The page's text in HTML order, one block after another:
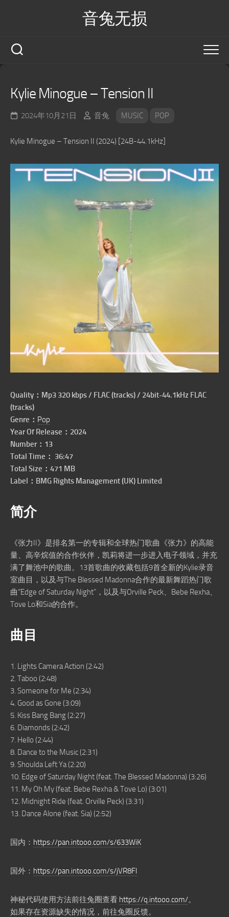
音兔无损
Kylie Minogue – Tension II
2024年10月21日 音兔 MUSIC POP
Kylie Minogue – Tension II (2024) [24B-44.1kHz]
Quality：Mp3 320 kbps / FLAC (tracks) / 24bit-44.1kHz FLAC
(tracks)
Genre： Pop
Year Of Release：2024
Number：13
Total Time： 36:47
Total Size：471 MB
Label：BMG Rights Management (UK) Limited
简介
《张力II》是排名第一的专辑和全球热门歌曲《张力》的高能
量、高辛烷值的合作伙伴，凯莉将进一步进入电子领域，并充
满了舞池中的歌曲。13首歌曲的收藏包括9首全新的Kylie录音
室曲目，以及与The Blessed Madonna合作的最新舞蹈热门歌
曲“Edge of Saturday Night”，以及与Orville Peck、Bebe Rexha、
Tove Lo和Sia的合作。
曲目
1. Lights Camera Action (2:42)
2. Taboo (2:48)
3. Someone for Me (2:34)
4. Good as Gone (3:09)
5. Kiss Bang Bang (2:27)
6. Diamonds (2:42)
7. Hello (2:44)
8. Dance to the Music (2:31)
9. Shoulda Left Ya (2:20)
10. Edge of Saturday Night (feat. The Blessed Madonna) (3:26)
11. My Oh My (feat. Bebe Rexha & Tove Lo) (3:01)
12. Midnight Ride (feat. Orville Peck) (3:31)
13. Dance Alone (feat. Sia) (2:52)
国内： https://pan.intooo.com/s/633WiK
国外： https://pan.intooo.com/s/jVR8Fl
神秘代码使用方法前往兔圈查看 https://q.intooo.com/。
如果存在资源缺失的情况，前往兔圈反馈。